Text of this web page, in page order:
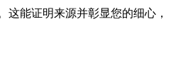
这能证明来源并彰显您的细心，